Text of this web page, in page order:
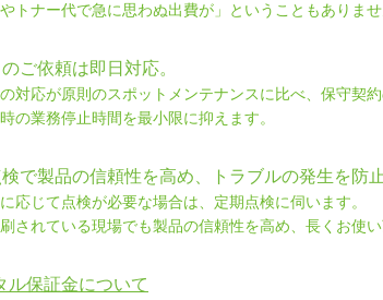
トナー代で急に思わぬ出費が」ということもありませ
ご依頼は即日対応。
対応が原則のスポットメンテナンスに比べ、保守契約
の業務停止時間を最小限に抑えます。
で製品の信頼性を高め、トラブルの発生を防止
応じて点検が必要な場合は、定期点検に伺います。
されている現場でも製品の信頼性を高め、長くお使い
ル保証金について